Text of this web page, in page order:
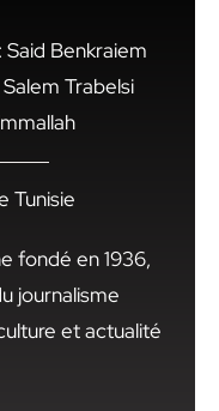
Benkraiem
Trabelsi
Tunisie
fondé en 1936,
journalisme
et actualité